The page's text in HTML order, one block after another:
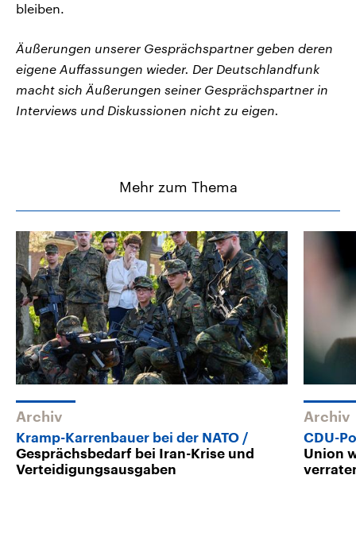
bleiben.
Äußerungen unserer Gesprächspartner geben deren
eigene Auffassungen wieder. Der Deutschlandfunk
macht sich Äußerungen seiner Gesprächspartner in
Interviews und Diskussionen nicht zu eigen.
Mehr zum Thema
Archiv
Kramp-Karrenbauer bei der NATO
Gesprächsbedarf bei Iran-Krise und
Verteidigungsausgaben
Archiv
CDU-
Union